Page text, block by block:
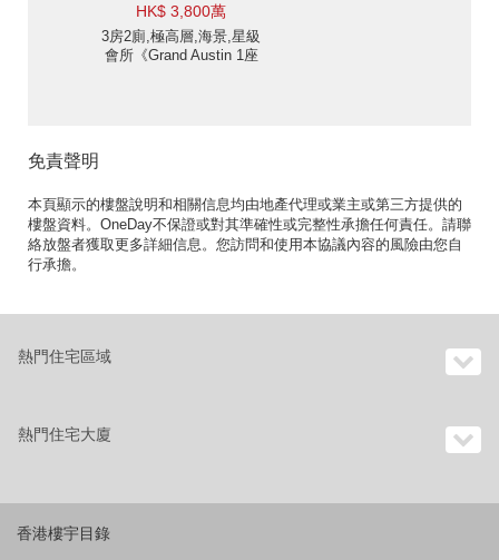
HK$ 3,800萬
3房2廁,極高層,海景,星級
會所《Grand Austin 1座
免責聲明
本頁顯示的樓盤說明和相關信息均由地產代理或業主或第三方提供的
樓盤資料。OneDay不保證或對其準確性或完整性承擔任何責任。請聯
絡放盤者獲取更多詳細信息。您訪問和使用本協議內容的風險由您自
行承擔。
熱門住宅區域
熱門住宅大廈
香港樓宇目錄